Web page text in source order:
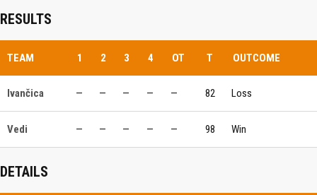
RESULTS
TEAM 1 2 3 4 OT T OUTCOME
Ivančica — — — — — 82 Loss
Vedi — — — — — 98 Win
DETAILS